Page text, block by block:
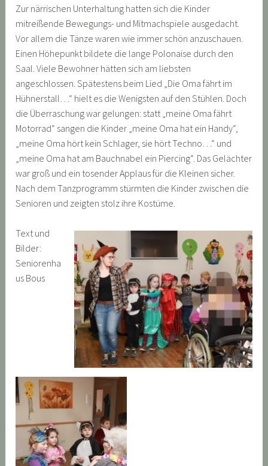
Zur närrischen Unterhaltung hatten sich die Kinder
mitreißende Bewegungs- und Mitmachspiele ausgedacht.
Vor allem die Tänze waren wie immer schön anzuschauen.
Einen Höhepunkt bildete die lange Polonaise durch den
Saal. Viele Bewohner hätten sich am liebsten
angeschlossen. Spätestens beim Lied „Die Oma fährt im
Hühnerstall…“ hielt es die Wenigsten auf den Stühlen. Doch
die Überraschung war gelungen: statt „meine Oma fährt
Motorrad“ sangen die Kinder „meine Oma hat ein Handy“,
„meine Oma hört kein Schlager, sie hört Techno…“ und
„meine Oma hat am Bauchnabel ein Piercing“. Das Gelächter
war groß und ein tosender Applaus für die Kleinen sicher.
Nach dem Tanzprogramm stürmten die Kinder zwischen die
Senioren und zeigten stolz ihre Kostüme.
Text und
Bilder:
Seniorenha
us Bous